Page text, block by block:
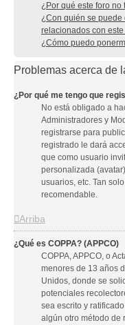
¿Por qué este foro no
¿Con quién se puede
relacionados con
¿Cómo puedo
Problemas acerca de
¿Por qué me tengo que
No está obligado a
Administradores y
registrarse para
registrado le dará
que como usuario
personalizada
usuarios, etc. Tan
recomendable.
Arriba
¿Qué es COPPA? (APPCO)
COPPA, APPCO, o
menores de 13 años
Unidos, donde se
potenciales
sea escrito y
algún otro método de